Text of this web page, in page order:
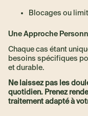
Blocages ou
Une Approche
Chaque cas étant
besoins spécifiques
et durable.
Ne laissez pas les
quotidien. Prenez
traitement adapté à